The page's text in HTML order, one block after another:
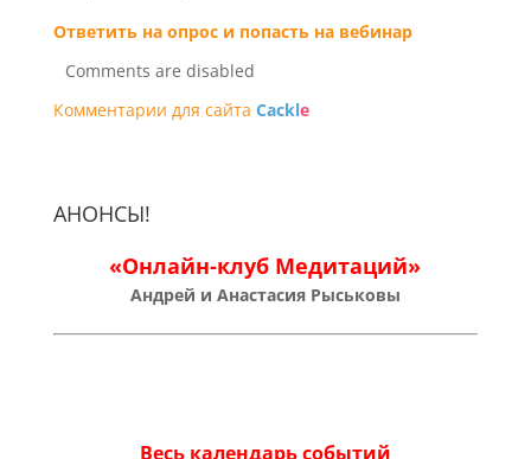
Ответить на опрос и попасть на вебинар
Comments are disabled
Комментарии для сайта Cackle
АНОНСЫ!
«Онлайн-клуб Медитаций»
Андрей и Анастасия Рыськовы
Весь календарь событий